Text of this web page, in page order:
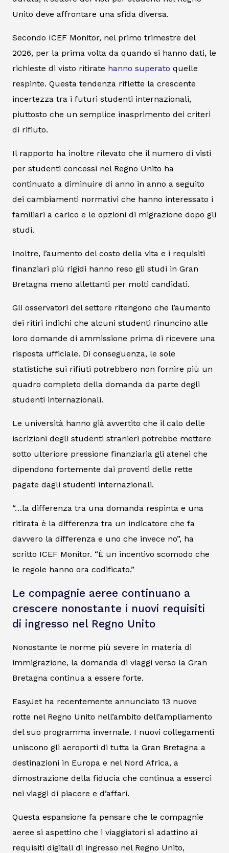
Unito deve affrontare una sfida diversa.
Secondo ICEF Monitor, nel primo trimestre del
2026, per la prima volta da quando si hanno dati, le
richieste di visto ritirate hanno superato quelle
respinte. Questa tendenza riflette la crescente
incertezza tra i futuri studenti internazionali,
piuttosto che un semplice inasprimento dei criteri
di rifiuto.
Il rapporto ha inoltre rilevato che il numero di visti
per studenti concessi nel Regno Unito ha
continuato a diminuire di anno in anno a seguito
dei cambiamenti normativi che hanno interessato i
familiari a carico e le opzioni di migrazione dopo gli
studi.
Inoltre, l’aumento del costo della vita e i requisiti
finanziari più rigidi hanno reso gli studi in Gran
Bretagna meno allettanti per molti candidati.
Gli osservatori del settore ritengono che l’aumento
dei ritiri indichi che alcuni studenti rinuncino alle
loro domande di ammissione prima di ricevere una
risposta ufficiale. Di conseguenza, le sole
statistiche sui rifiuti potrebbero non fornire più un
quadro completo della domanda da parte degli
studenti internazionali.
Le università hanno già avvertito che il calo delle
iscrizioni degli studenti stranieri potrebbe mettere
sotto ulteriore pressione finanziaria gli atenei che
dipendono fortemente dai proventi delle rette
pagate dagli studenti internazionali.
“…la differenza tra una domanda respinta e una
ritirata è la differenza tra un indicatore che fa
davvero la differenza e uno che invece no”, ha
scritto ICEF Monitor. “È un incentivo scomodo che
le regole hanno ora codificato.”
Le compagnie aeree continuano a
crescere nonostante i nuovi requisiti
di ingresso nel Regno Unito
Nonostante le norme più severe in materia di
immigrazione, la domanda di viaggi verso la Gran
Bretagna continua a essere forte.
EasyJet ha recentemente annunciato 13 nuove
rotte nel Regno Unito nell’ambito dell’ampliamento
del suo programma invernale. I nuovi collegamenti
uniscono gli aeroporti di tutta la Gran Bretagna a
destinazioni in Europa e nel Nord Africa, a
dimostrazione della fiducia che continua a esserci
nei viaggi di piacere e d’affari.
Questa espansione fa pensare che le compagnie
aeree si aspettino che i viaggiatori si adattino ai
requisiti digitali di ingresso nel Regno Unito,